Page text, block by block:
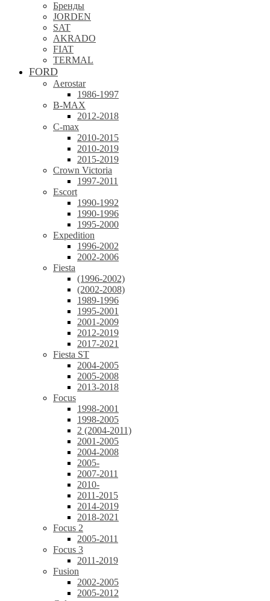
Бренды
JORDEN
SAT
AKRADO
FIAT
TERMAL
FORD
Aerostar
1986-1997
B-MAX
2012-2018
C-max
2010-2015
2010-2019
2015-2019
Crown Victoria
1997-2011
Escort
1990-1992
1990-1996
1995-2000
Expedition
1996-2002
2002-2006
Fiesta
(1996-2002)
(2002-2008)
1989-1996
1995-2001
2001-2009
2012-2019
2017-2021
Fiesta ST
2004-2005
2005-2008
2013-2018
Focus
1998-2001
1998-2005
2 (2004-2011)
2001-2005
2004-2008
2005-
2007-2011
2010-
2011-2015
2014-2019
2018-2021
Focus 2
2005-2011
Focus 3
2011-2019
Fusion
2002-2005
2005-2012